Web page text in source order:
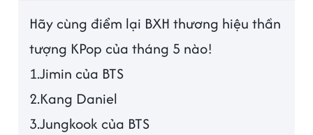
Hãy cùng điểm lại BXH thương hiệu thần
tượng KPop của tháng 5 nào!
1.Jimin của BTS
2.Kang Daniel
3.Jungkook của BTS